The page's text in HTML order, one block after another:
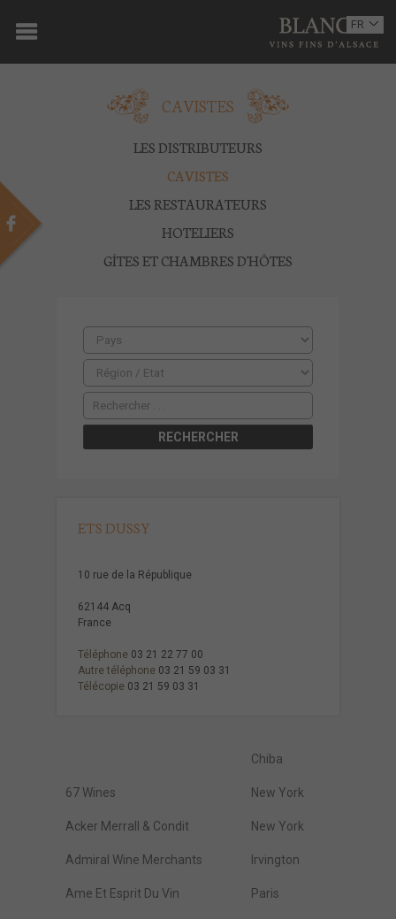
DOMAINE
OENOTOURISME
VINS
BOUTIQUE
MULTIMEDIA
PRESSE
ACTUALITÉS
CONTACT
FR
EN
CAVISTES
LES DISTRIBUTEURS
CAVISTES
LES RESTAURATEURS
HOTELIERS
GÎTES ET CHAMBRES D'HÔTES
ETS DUSSY
10 rue de la République
62144 Acq
France
Téléphone 03 21 22 77 00
Autre téléphone 03 21 59 03 31
Télécopie 03 21 59 03 31
Chiba
67 Wines New York
Acker Merrall & Condit New York
Admiral Wine Merchants Irvington
Ame Et Esprit Du Vin Paris